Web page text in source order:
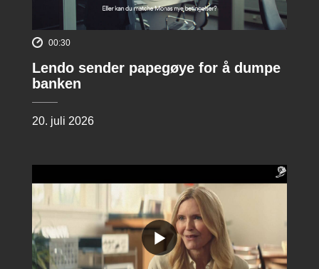
00:30
Lendo sender papegøye for å dumpe
banken
20. juli 2026